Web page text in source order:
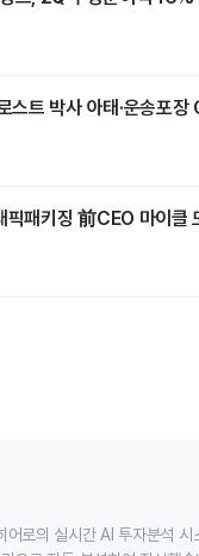
스트 박사 아태·운송포장
픽패키징 前CEO 마이클
어로의 실시간 AI 투자분석 시